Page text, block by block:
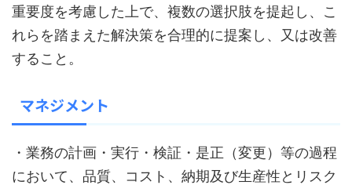
重要度を考慮した上で、複数の選択肢を提起し、こ
れらを踏まえた解決策を合理的に提案し、又は改善
すること。
マネジメント
・業務の計画・実行・検証・是正（変更）等の過程
において、品質、コスト、納期及び生産性とリスク